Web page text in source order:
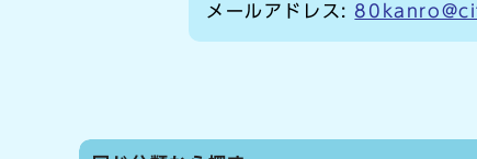
メールアドレス: